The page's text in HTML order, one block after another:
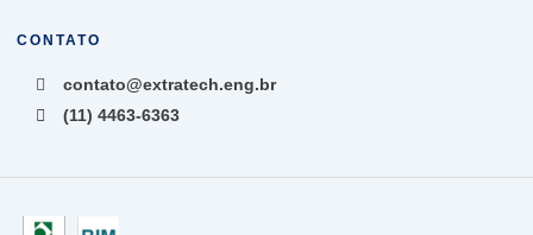
CONTATO
contato@extratech.eng.br
(11) 4463-6363